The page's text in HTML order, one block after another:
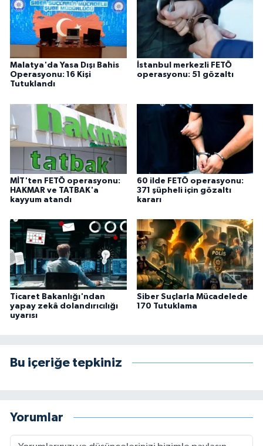
Malatya'da Yasa Dışı Bahis
Operasyonu: 16 Kişi
Tutuklandı
İstanbul merkezli FETÖ
operasyonu: 51 gözaltı
MİT'ten FETÖ operasyonu:
HAKMAR ve TATBAK'a
kayyum atandı
60 ilde FETÖ operasyonu:
371 şüpheli için gözaltı
kararı
Ticaret Bakanlığı'ndan
yapay zekâ dolandırıcılığı
uyarısı
Siber Suçlarla Mücadelede
170 Tutuklama
Bu içeriğe tepkiniz
Yorumlar